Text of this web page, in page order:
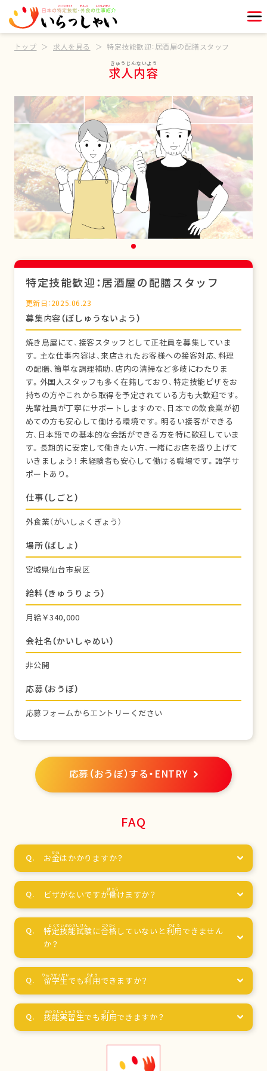
トップ 求人を見る 特定技能歓迎：居酒屋の配膳スタッフ
求人内容
特定技能歓迎：居酒屋の配膳スタッフ
更新日：2025.06.23
募集内容（ぼしゅうないよう）
焼き鳥屋にて、接客スタッフとして正社員を募集していま
す。主な仕事内容は、来店されたお客様への接客対応、料理
の配膳、簡単な調理補助、店内の清掃など多岐にわたりま
す。外国人スタッフも多く在籍しており、特定技能ビザをお
持ちの方やこれから取得を予定されている方も大歓迎です。
先輩社員が丁寧にサポートしますので、日本での飲食業が初
めての方も安心して働ける環境です。明るい接客ができる
方、日本語での基本的な会話ができる方を特に歓迎していま
す。長期的に安定して働きたい方、一緒にお店を盛り上げて
いきましょう！ 未経験者も安心して働ける職場です。語学サ
ポートあり。
仕事（しごと）
外食業（がいしょくぎょう）
場所（ばしょ）
宮城県仙台市泉区
給料（きゅうりょう）
月給￥340,000
会社名（かいしゃめい）
非公開
応募（おうぼ）
応募フォームからエントリーください
応募（おうぼ）する・ENTRY
FAQ
お金はかかりますか？
ビザがないですが働けますか？
特定技能試験に合格 していないと利用 できません
か？
留学生でも利用 できますか？
技能実習生でも利用できますか？